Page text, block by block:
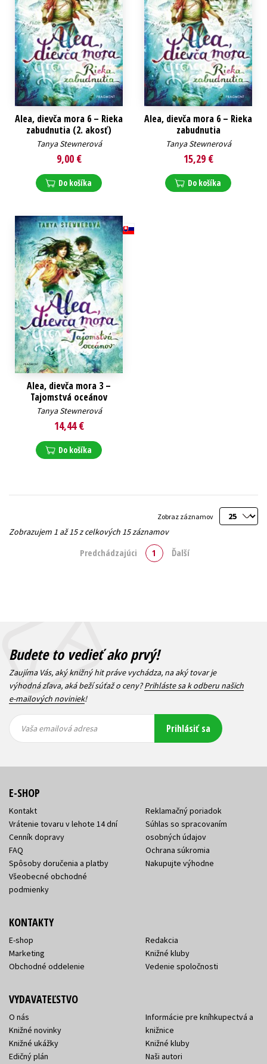
Alea, dievča mora 6 – Rieka
zabudnutia (2. akosť)
Tanya Stewnerová
9,00 €
Do košíka
Alea, dievča mora 6 – Rieka
zabudnutia
Tanya Stewnerová
15,29 €
Do košíka
Alea, dievča mora 3 –
Tajomstvá oceánov
Tanya Stewnerová
14,44 €
Do košíka
Zobraz záznamov
Zobrazujem 1 až 15 z celkových 15 záznamov
Predchádzajúci 1 Ďalší
Budete to vedieť ako prvý!
Zaujíma Vás, aký knižný hit práve vychádza, na aký tovar je
výhodná zľava, aká beží súťaž o ceny?Prihláste sa k odberu našich
e-mailových noviniek!
emailová
emailová
Vaša emailová adresa Prihlásiť sa
E-SHOP
Kontakt
Vrátenie tovaru v lehote 14 dní
Cenník dopravy
FAQ
Spôsoby doručenia a platby
Všeobecné obchodné
podmienky
Reklamačný poriadok
Súhlas so spracovaním
osobných údajov
Ochrana súkromia
Nakupujte výhodne
KONTAKTY
E-shop
Marketing
Obchodné oddelenie
Redakcia
Knižné kluby
Vedenie spoločnosti
VYDAVATEĽSTVO
O nás
Knižné novinky
Knižné ukážky
Edičný plán
Informácie pre kníhkupectvá a
knižnice
Knižné kluby
Naši autori